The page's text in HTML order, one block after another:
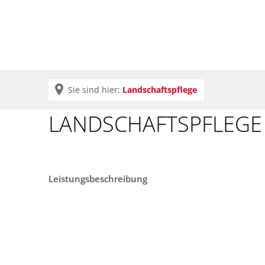
Sie sind hier: Landschaftspflege
LANDSCHAFTSPFLEGE
Leistungsbeschreibung